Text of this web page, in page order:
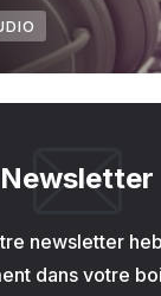
Newsletter
newsletter
dans votre